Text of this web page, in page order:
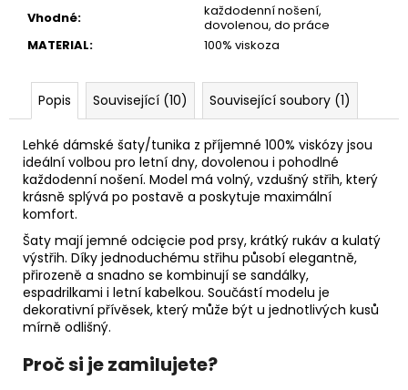
Vhodné:
každodenní nošení,
dovolenou, do práce
MATERIAL: 100% viskoza
Popis Související (10) Související soubory (1)
Lehké dámské šaty/tunika z příjemné 100% viskózy jsou
ideální volbou pro letní dny, dovolenou i pohodlné
každodenní nošení. Model má volný, vzdušný střih, který
krásně splývá po postavě a poskytuje maximální
komfort.
Šaty mají jemné odcięcie pod prsy, krátký rukáv a kulatý
výstřih. Díky jednoduchému střihu působí elegantně,
přirozeně a snadno se kombinují se sandálky,
espadrilkami i letní kabelkou. Součástí modelu je
dekorativní přívěsek, který může být u jednotlivých kusů
mírně odlišný.
Proč si je zamilujete?